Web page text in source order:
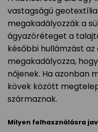
vastagságú
megakadályozzák a
ágyazóréteget a
későbbi hullámzást
megakadályozza,
nőjenek. Ha azonban
kövek között
származnak.
Milyen felhasználásra